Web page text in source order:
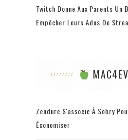
Twitch Donne Aux Parents Un
Empêcher Leurs Ados De
Zendure S'associe À Sobry
Économiser